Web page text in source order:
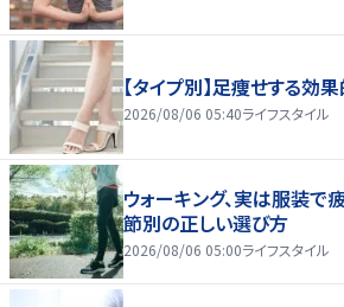
【タイプ別】足痩せする効
2026/08/06 05:40ライフスタイル
ウォーキング、実は服装で
節別の正しい選び方
2026/08/06 05:00ライフスタイル